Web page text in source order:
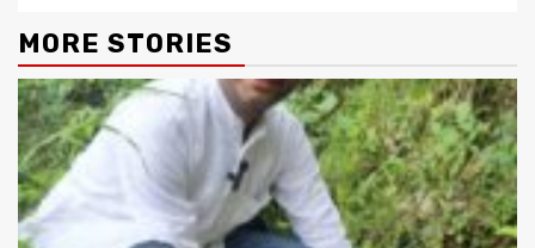
MORE STORIES